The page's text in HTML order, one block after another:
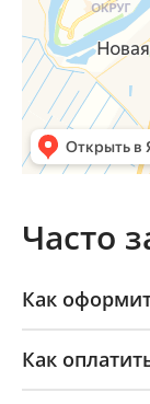
Часто
Как
Как